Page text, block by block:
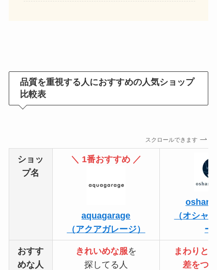
品質を重視する人におすすめの人気ショップ
比較表
スクロールできます
ショッ
プ名
＼ 1番おすすめ ／
aquagarage
（アクアガレージ）
（オシャ
ー
おすす
めな人
きれいめな服を
探してる人
まわりと
差をつ